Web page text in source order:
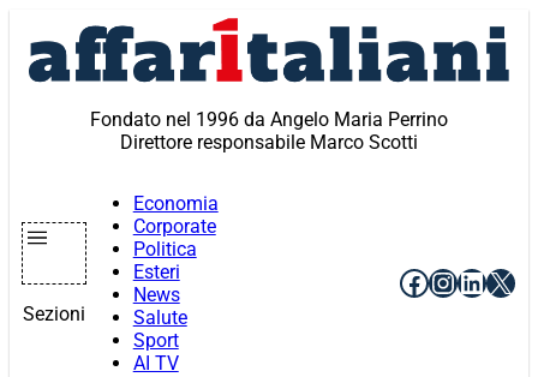
contenuto
Fondato nel 1996 da Angelo Maria Perrino
Direttore responsabile Marco Scotti
Sezioni
Economia
Corporate
Politica
Esteri
News
Salute
Sport
AI TV
Facebook
X